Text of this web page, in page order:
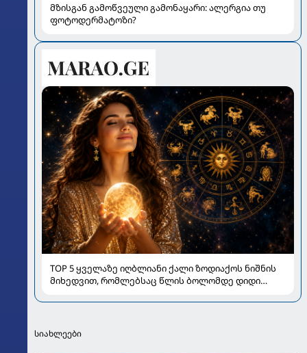
მზისგან გამოწვეული გამონაყარი: ალერგია თუ
ფოტოდერმატოზი?
TOP 5 ყველაზე იღბლიანი ქალი ზოდიაქოს ნიშნის
მიხედვით, რომლებსაც წლის ბოლომდე დიდი
სიახლეები